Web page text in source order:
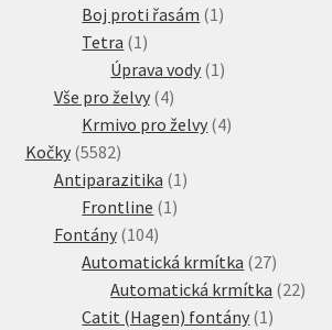
produkty
Boj proti řasám 1 1
Tetra 1 1
produkt
Úprava vody 1 1
Vše pro želvy 44
produkty
Krmivo pro želvy 44
Kočky 55825582
produktů
Antiparazitika 1 1
Frontline 1 1
Fontány 104104
produktů
Automatická krmítka 2727
produktů
Automatická krmítka 2222
Catit (Hagen) fontány 1 1